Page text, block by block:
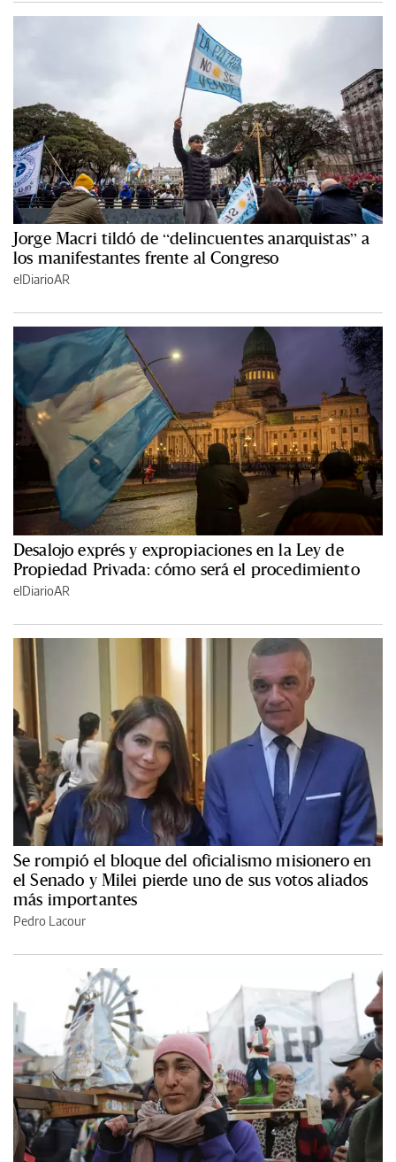
Jorge Macri tildó de “delincuentes anarquistas” a
los manifestantes frente al Congreso
elDiarioAR
Desalojo exprés y expropiaciones en la Ley de
Propiedad Privada: cómo será el procedimiento
elDiarioAR
Se rompió el bloque del oficialismo misionero en
el Senado y Milei pierde uno de sus votos aliados
más importantes
Pedro Lacour